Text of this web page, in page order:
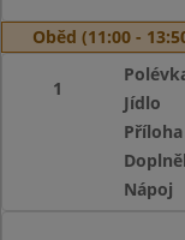
Oběd (11:00 -
1
Jídlo
Příloha
Nápoj